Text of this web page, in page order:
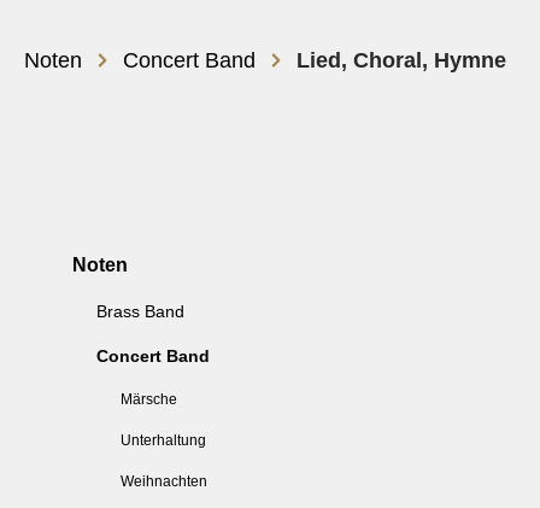
Noten Concert Band Lied, Choral, Hymne
Noten
Brass Band
Concert Band
Märsche
Unterhaltung
Weihnachten